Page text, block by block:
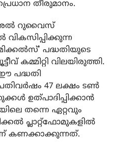
തീരുമാനം.
അൽ റുവൈസ്
പദ്ധതിയുടെ
കമ്മിറ്റി വിലയിരുത്തി.
പദ്ധതി
47 ലക്ഷം ടൺ
ഉത്പാദിപ്പിക്കാൻ
തന്നെ ഏറ്റവും
പ്ലാറ്റ്‌ഫോമുകളിൽ
കണക്കാക്കുന്നത്.